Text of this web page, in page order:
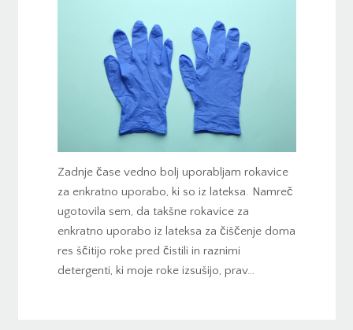
Zadnje čase vedno bolj uporabljam rokavice
za enkratno uporabo, ki so iz lateksa. Namreč
ugotovila sem, da takšne rokavice za
enkratno uporabo iz lateksa za čiščenje doma
res ščitijo roke pred čistili in raznimi
detergenti, ki moje roke izsušijo, prav…